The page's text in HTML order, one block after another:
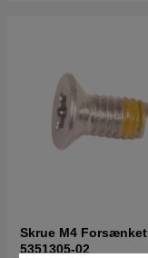
Skrue M4 Forsænket
5351305-02